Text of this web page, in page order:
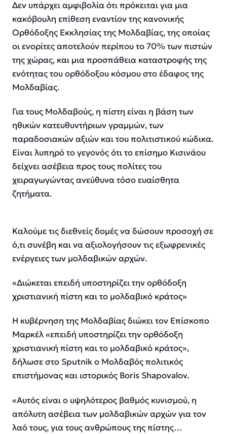
Δεν υπάρχει αμφιβολία ότι πρόκειται για μια
κακόβουλη επίθεση εναντίον της κανονικής
Ορθόδοξης Εκκλησίας της Μολδαβίας, της οποίας
οι ενορίτες αποτελούν περίπου το 70% των πιστών
της χώρας, και μια προσπάθεια καταστροφής της
ενότητας του ορθόδοξου κόσμου στο έδαφος της
Μολδαβίας.
Για τους Μολδαβούς, η πίστη είναι η βάση των
ηθικών κατευθυντήριων γραμμών, των
παραδοσιακών αξιών και του πολιτιστικού κώδικα.
Είναι λυπηρό το γεγονός ότι το επίσημο Κισινάου
δείχνει ασέβεια προς τους πολίτες του
χειραγωγώντας ανεύθυνα τόσο ευαίσθητα
ζητήματα.
Καλούμε τις διεθνείς δομές να δώσουν προσοχή σε
ό,τι συνέβη και να αξιολογήσουν τις εξωφρενικές
ενέργειες των μολδαβικών αρχών.
«Διώκεται επειδή υποστηρίζει την ορθόδοξη
χριστιανική πίστη και το μολδαβικό κράτος»
Η κυβέρνηση της Μολδαβίας διώκει τον Επίσκοπο
Μαρκέλ «επειδή υποστηρίζει την ορθόδοξη
χριστιανική πίστη και το μολδαβικό κράτος»,
δήλωσε στο Sputnik ο Μολδαβός πολιτικός
επιστήμονας και ιστορικός Boris Shapovalov.
«Αυτός είναι ο υψηλότερος βαθμός κυνισμού, η
απόλυτη ασέβεια των μολδαβικών αρχών για τον
λαό τους, για τους ανθρώπους της πίστης…